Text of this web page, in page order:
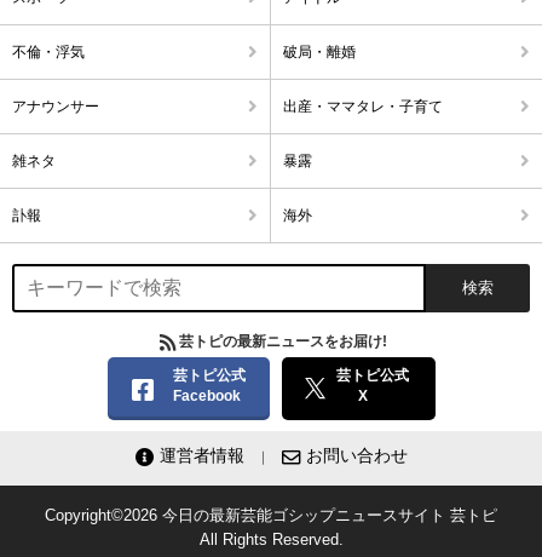
不倫・浮気 破局・離婚
アナウンサー 出産・ママタレ・子育て
雑ネタ 暴露
訃報 海外
芸トピの最新ニュースをお届け!
芸トピ公式
Facebook
芸トピ公式
X
運営者情報 お問い合わせ
Copyright©2026 今日の最新芸能ゴシップニュースサイト 芸トピ
All Rights Reserved.